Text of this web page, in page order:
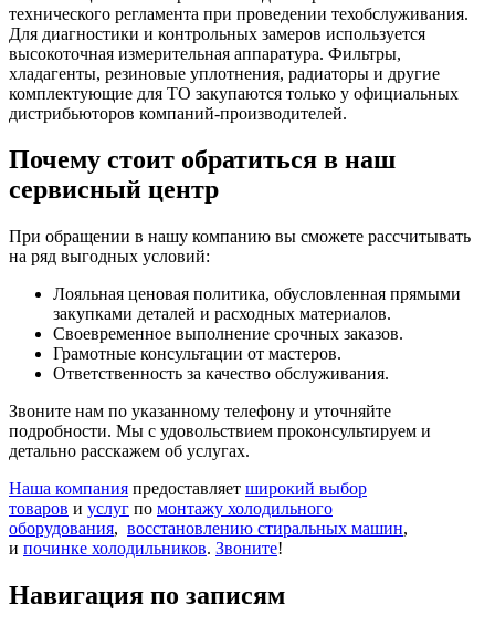
технического регламента при проведении техобслуживания.
Для диагностики и контрольных замеров используется
высокоточная измерительная аппаратура. Фильтры,
хладагенты, резиновые уплотнения, радиаторы и другие
комплектующие для ТО закупаются только у официальных
дистрибьюторов компаний-производителей.
Почему стоит обратиться в наш
сервисный центр
При обращении в нашу компанию вы сможете рассчитывать
на ряд выгодных условий:
Лояльная ценовая политика, обусловленная прямыми
закупками деталей и расходных материалов.
Своевременное выполнение срочных заказов.
Грамотные консультации от мастеров.
Ответственность за качество обслуживания.
Звоните нам по указанному телефону и уточняйте
подробности. Мы с удовольствием проконсультируем и
детально расскажем об услугах.
Наша компания предоставляет широкий выбор
товаров и услуг по монтажу холодильного
оборудования, восстановлению стиральных машин,
и починке холодильников. Звоните!
Навигация по записям